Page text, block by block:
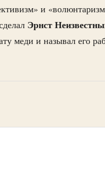
и
Эрнст
меди и называл его